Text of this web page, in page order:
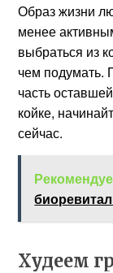
Образ жизни
менее
выбраться из
чем подумать.
часть
койке,
сейчас.
Худеем